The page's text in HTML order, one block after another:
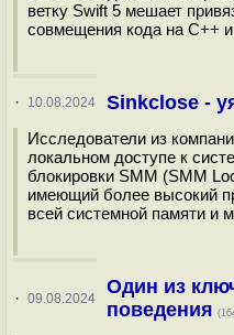
ветку Swift 5 мешает
совмещения кода на С++ и
· 10.08.2024 Sinkclose -
Исследователи из
локальном доступе к
блокировки SMM (SMM
имеющий более высокий
всей системной памяти и
· 09.08.2024
Один из
поведения